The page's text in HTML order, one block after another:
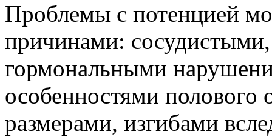
Проблемы с потенцией
причинами:
гормональными
особенностями
размерами, изгибами